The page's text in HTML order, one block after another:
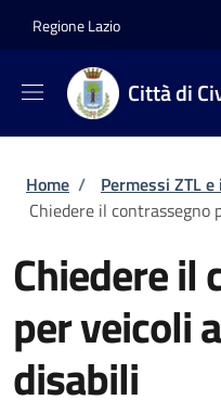
Regione Lazio
Città di
Briciole di
Home / Permessi ZTL
Chiedere il contrassegno
Chiedere il
per veicoli
disabili